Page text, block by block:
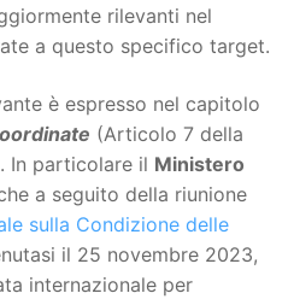
rilevanti nel
a questo specifico target.
è espresso nel capitolo
(Articolo 7 della
In particolare il Ministero
a seguito della riunione
sulla Condizione delle
il 25 novembre 2023,
internazionale per